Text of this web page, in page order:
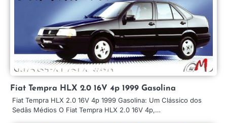
Fiat Tempra HLX 2.0 16V 4p 1999 Gasolina
Fiat Tempra HLX 2.0 16V 4p 1999 Gasolina: Um Clássico dos
Sedãs Médios O Fiat Tempra HLX 2.0 16V 4p,…